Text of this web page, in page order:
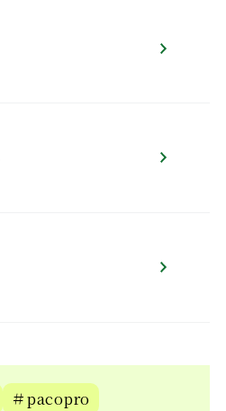
＃pacopro